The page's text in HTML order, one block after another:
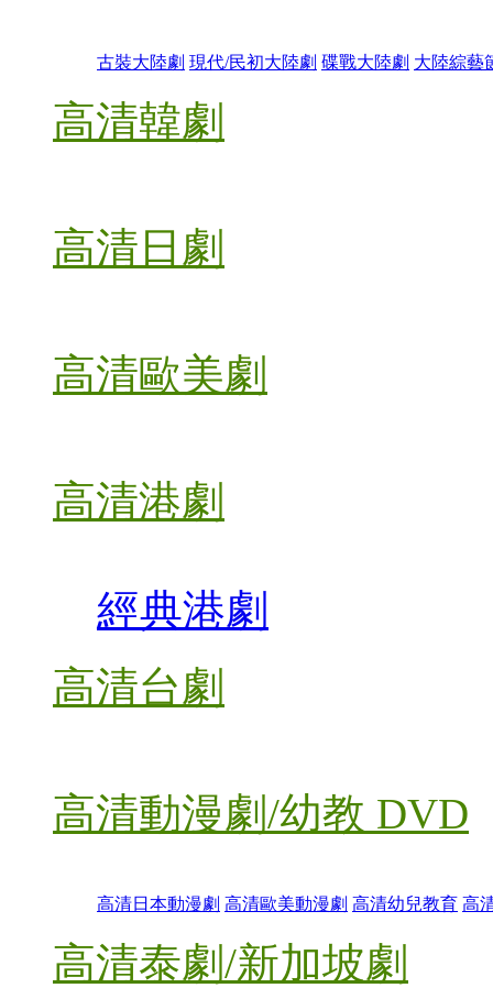
古裝大陸劇 現代/民初大陸劇 碟戰大陸劇 大陸綜藝
高清韓劇
高清日劇
高清歐美劇
高清港劇
經典港劇
高清台劇
高清動漫劇/幼教 DVD
高清日本動漫劇 高清歐美動漫劇 高清幼兒教育 高
高清泰劇/新加坡劇